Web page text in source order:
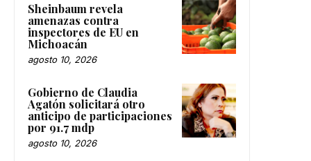
Sheinbaum revela
amenazas contra
inspectores de EU en
Michoacán
agosto 10, 2026
Gobierno de Claudia
Agatón solicitará otro
anticipo de participaciones
por 91.7 mdp
agosto 10, 2026